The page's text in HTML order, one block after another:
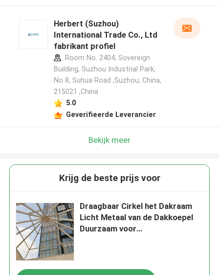
Herbert (Suzhou)
International Trade Co., Ltd
fabrikant profiel
Room No. 2404, Sovereign
Building, Suzhou Industrial Park,
No 8, Suhua Road ,Suzhou, China,
215021 ,China
5.0
Geverifieerde Leverancier
Bekijk meer
Krijg de beste prijs voor
Draagbaar Cirkel het Dakraam
Licht Metaal van de Dakkoepel
Duurzaam voor